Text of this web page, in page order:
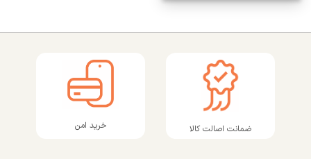
ضمانت اصالت کالا خرید امن